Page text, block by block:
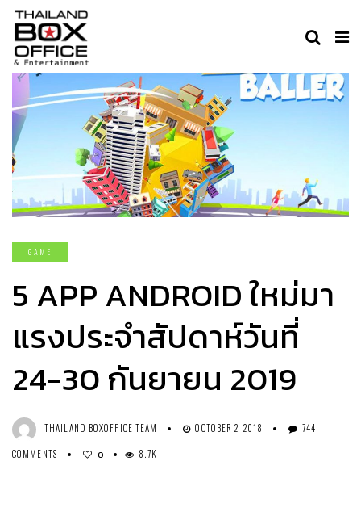
GAME
5 APP ANDROID ใหม่มา
แรงประจำสัปดาห์วันที่
24-30 กันยายน 2019
THAILAND BOXOFFICE TEAM OCTOBER 2, 2018
744
COMMENTS
0 8.7K